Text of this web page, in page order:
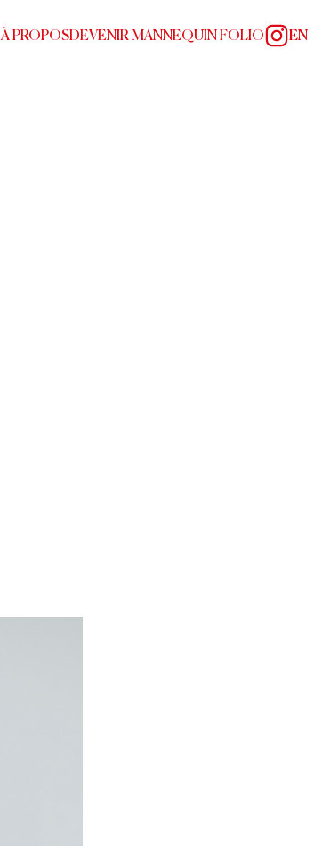
À PROPOSDEVENIR MANNEQUIN FOLIO EN